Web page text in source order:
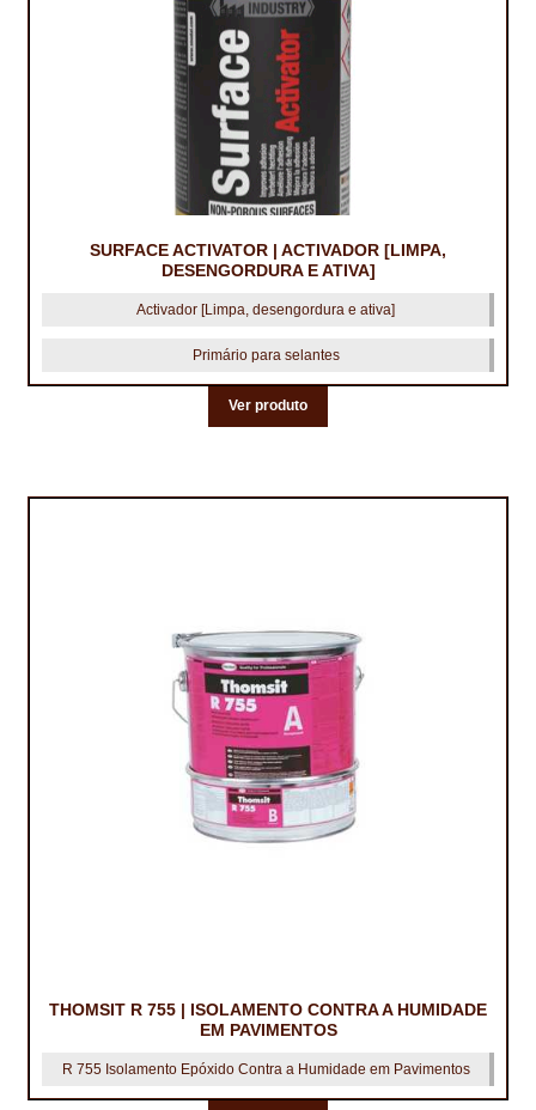
SURFACE ACTIVATOR | ACTIVADOR [LIMPA,
DESENGORDURA E ATIVA]
Activador [Limpa, desengordura e ativa]
Primário para selantes
Ver produto
THOMSIT R 755 | ISOLAMENTO CONTRA A HUMIDADE
EM PAVIMENTOS
R 755 Isolamento Epóxido Contra a Humidade em Pavimentos